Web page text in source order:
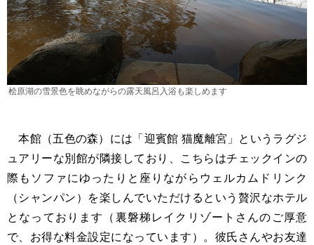
桧原湖の雪景色を眺めながらの露天風呂入浴も楽しめます
本館（五色の森）には「迎賓館 猫魔離宮」というラグジ
ュアリーな別館が隣接しており、こちらはチェックインの
際もソファにゆったりと座りながらウェルカムドリンク
（シャンパン）を楽しんでいただけるという贅沢なホテル
となっております（裏磐梯レイクリゾートさんのご厚意
で、お得な料金設定になっています）。彼氏さんやお友達